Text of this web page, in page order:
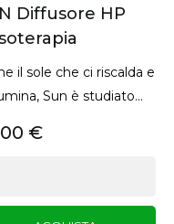
-
Di Oli
Puri
mentale e
di...
€